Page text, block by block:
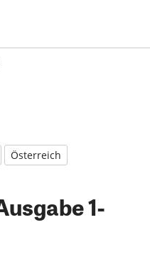
Österreich
1-